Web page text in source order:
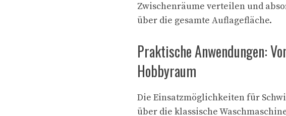
Zwischenräume verteilen und
über die gesamte Auflagefläche.
Praktische Anwendungen:
Hobbyraum
Die Einsatzmöglichkeiten für
über die klassische